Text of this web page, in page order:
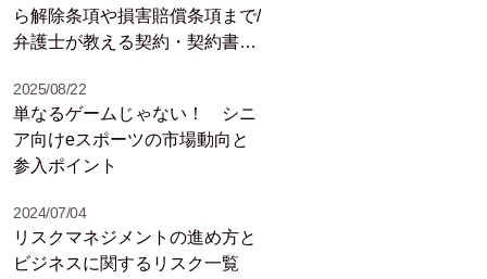
ら解除条項や損害賠償条項まで/
弁護士が教える契約・契約書の
2025/08/22
単なるゲームじゃない！ シニ
ア向けeスポーツの市場動向と
参入ポイント
2024/07/04
リスクマネジメントの進め方と
ビジネスに関するリスク一覧